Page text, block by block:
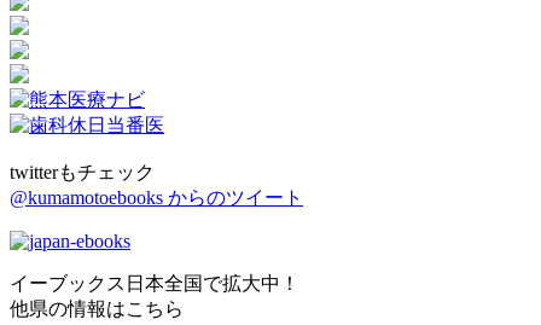
twitterもチェック
@kumamotoebooks からのツイート
イーブックス日本全国で拡大中！
他県の情報はこちら